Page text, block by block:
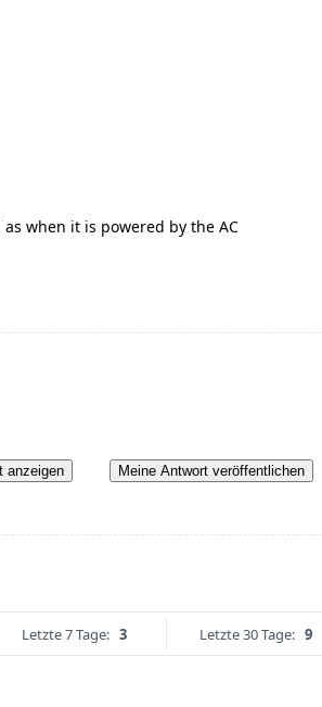
when it is powered by the AC
anzeigen Meine Antwort veröffentlichen
Letzte 7 Tage: 3 Letzte 30 Tage: 9